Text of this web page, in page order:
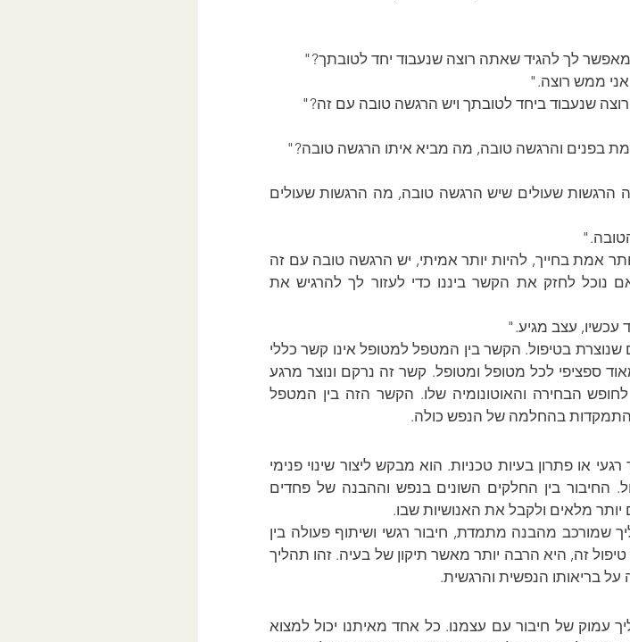
לך להגיד שאתה רוצה שנעבוד יחד לטובתך?"
ממש רוצה."
שנעבוד ביחד לטובתך ויש הרגשה טובה עם זה?"
בפנים והרגשה טובה, מה מביא איתו הרגשה טובה?"
עכשיו, עצב מגיע."
התמקדות בהחלמה של הנפש כולה.
מלאים ולקבל את האנושיות שבו.
בריאותו הנפשית והרגשית.